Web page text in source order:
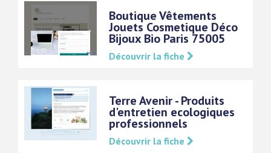
Boutique Vêtements
Jouets Cosmetique Déco
Bijoux Bio Paris 75005
Découvrir la fiche
Terre Avenir - Produits
d'entretien ecologiques
professionnels
Découvrir la fiche